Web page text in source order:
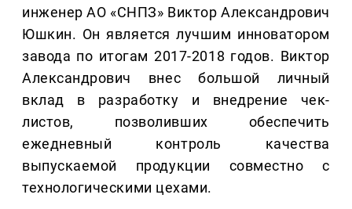
инженер АО «СНПЗ» Виктор Александрович
Юшкин. Он является лучшим инноватором
завода по итогам 2017-2018 годов. Виктор
Александрович внес большой личный
вклад в разработку и внедрение чек-
листов, позволивших обеспечить
ежедневный контроль качества
выпускаемой продукции совместно с
технологическими цехами.